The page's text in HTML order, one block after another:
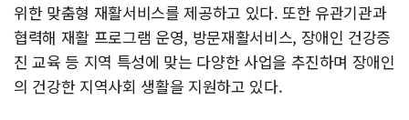
위한 맞춤형 재활서비스를 제공하고 있다. 또한 유관기관과
협력해 재활 프로그램 운영, 방문재활서비스, 장애인 건강증
진 교육 등 지역 특성에 맞는 다양한 사업을 추진하며 장애인
의 건강한 지역사회 생활을 지원하고 있다.